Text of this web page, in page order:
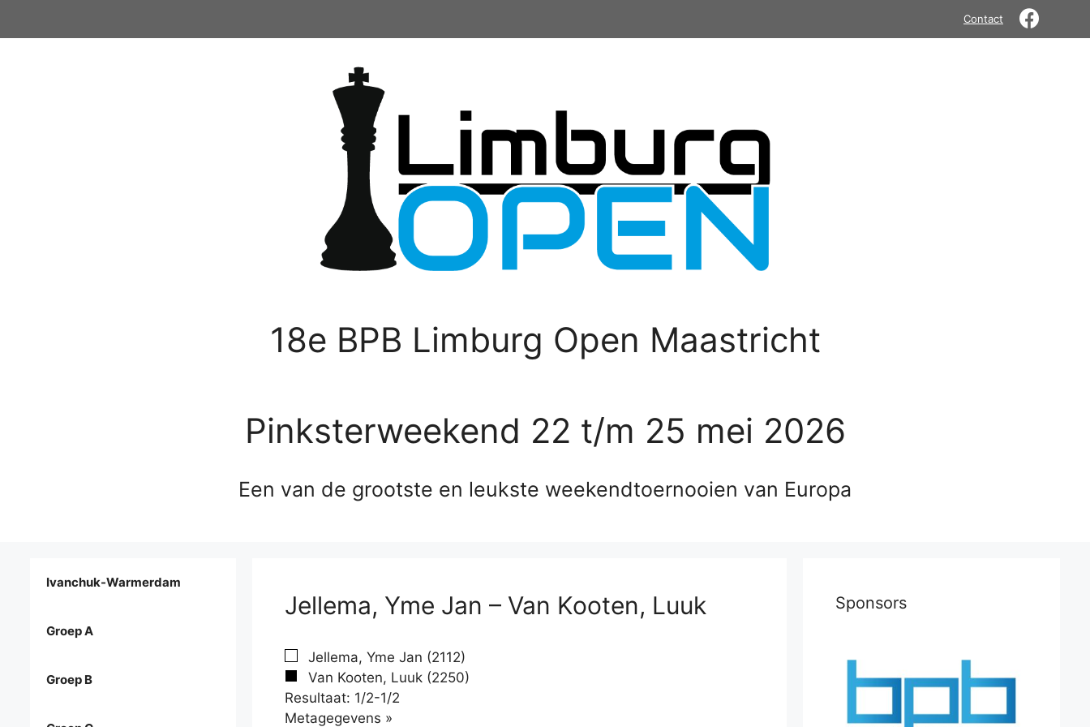
Contact
18e BPB Limburg Open Maastricht
Pinksterweekend 22 t/m 25 mei 2026
Een van de grootste en leukste weekendtoernooien van Europa
Jellema, Yme Jan – Van Kooten, Luuk
Jellema, Yme Jan (2112)
Van Kooten, Luuk (2250)
Resultaat: 1/2-1/2
Metagegevens »
Ivanchuk-Warmerdam
Groep A
Groep B
Sponsors